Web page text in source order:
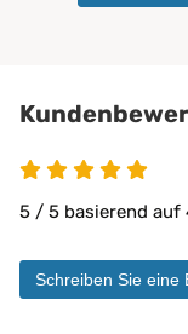
Material:
5 / 5 basierend auf
Schreiben Sie eine